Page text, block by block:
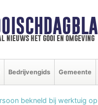
nieuws het gooi en omgeving
Bedrijvengids Gemeente
bekneld bij werktuig